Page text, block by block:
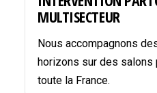
MULTISECTEUR
Nous accompagnons
horizons sur des
toute la France.